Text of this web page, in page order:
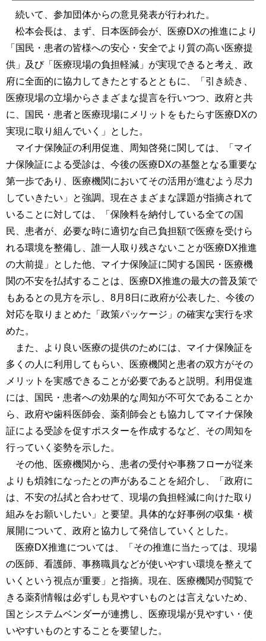
続いて、参加団体からの意見発表が行われた。
松本会長は、まず、日本医師会が、医療DXの推進により
「国民・患者の皆様への安心・安全でより質の高い医療提
供」及び「医療現場の負担軽減」が実現できると考え、政
府に全面的に協力してきたとするとともに、「引き続き、
医療現場の立場からさまざまな提言を行いつつ、政府と共
に、国民・患者と医療現場にメリットをもたらす医療DXの
実現に取り組んでいく」とした。
マイナ保険証の利用促進、周知啓発に関しては、「マイ
ナ保険証による受診は、今後の医療DXの基盤となる重要な
第一歩であり、医療機関においてその活用が進むよう尽力
していきたい」と強調。現在さまざまな課題が指摘されて
いることに対しては、「保険料を納付している全ての国
民、患者が、必要な時に適切な自己負担額で医療を受けら
れる環境を整備し、誰一人取り残さないことが医療DX推進
の大前提」とした他、マイナ保険証に関する国民・医療機
関の不安を払拭することは、医療DX推進の最大の普及策で
もあるとの見方を示し、8月8日に政府が公表した、今後の
対応を取りまとめた「政策パッケージ」の確実な実行を求
めた。
また、より良い医療の提供のためには、マイナ保険証を
多くの人に利用してもらい、医療機関と患者の双方がその
メリットを実感できることが必要であると説明。利用促進
には、国民・患者への効果的な周知が不可欠であることか
ら、政府や歯科医師会、薬剤師会とも協力してマイナ保険
証による受診を促すポスターを作成するなど、その周知を
行っていく姿勢を示した。
その他、医療機関から、患者の受付や事務フローが従来
よりも煩雑になったとの声があることを紹介し、「政府に
は、不安の払拭と合わせて、現場の負担軽減に向けた取り
組みをお願いしたい」と要望。具体的な好事例の収集・横
展開について、政府と協力して発信していくとした。
医療DX推進については、「その推進に当たっては、現場
の医師、看護師、事務職員などが使いやすい環境を整えて
いくという視点が重要」と指摘。現在、医療機関が閲覧で
きる薬剤情報は必ずしも見やすいものとは言えないため、
国とシステムベンダーが連携し、医療現場が見やすい・使
いやすいものとすることを要望した。